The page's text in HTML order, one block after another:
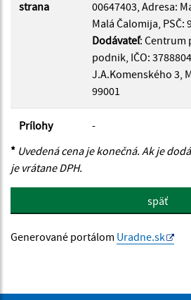
strana
00647403, Adresa:
Malá Čalomija, PSČ:
Dodávateľ: Centrum
podnik, IČO:
J.A.Komenského 3,
99001
Prílohy
-
* Uvedená cena je konečná. Ak je
je vrátane DPH.
späť
Generované portálom Uradne.sk